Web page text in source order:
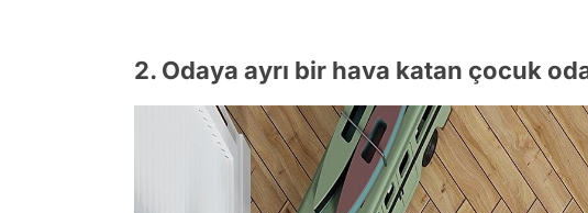
2. Odaya ayrı bir hava katan çocuk